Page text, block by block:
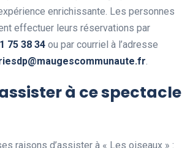
enrichissante. Les personnes
effectuer leurs réservations par
1 75 38 34 ou par courriel à l’adresse
iesdp@maugescommunaute.fr.
à ce spectacle
raisons d’assister à « Les oiseaux » :